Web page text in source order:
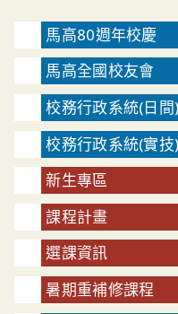
馬高80週年校慶
馬高全國校友會
校務行政系統(日間)
校務行政系統(實技)
新生專區
課程計畫
選課資訊
暑期重補修課程